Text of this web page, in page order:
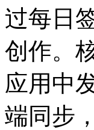
过每日
创作。
应用中
端同步